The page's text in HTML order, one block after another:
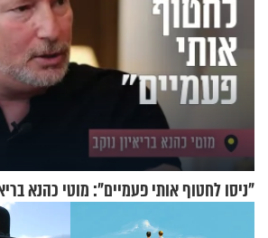
"ניסו לחטוף אותי פעמיים": מוטי כהנא